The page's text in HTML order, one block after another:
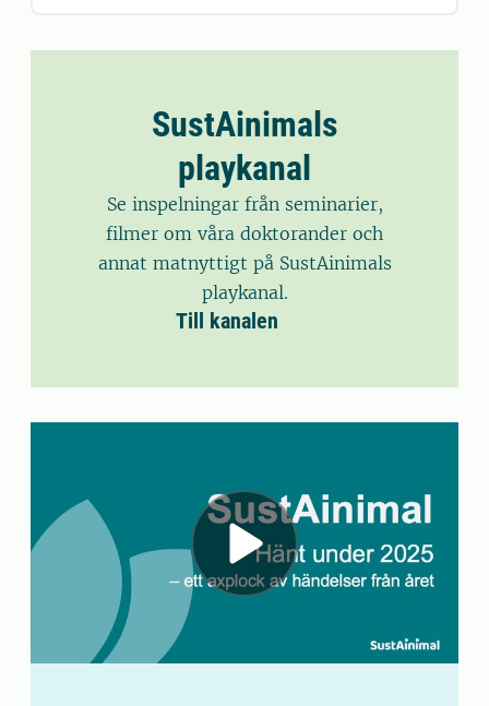
SustAinimals
playkanal
Se inspelningar från seminarier,
filmer om våra doktorander och
annat matnyttigt på SustAinimals
playkanal.
Till kanalen